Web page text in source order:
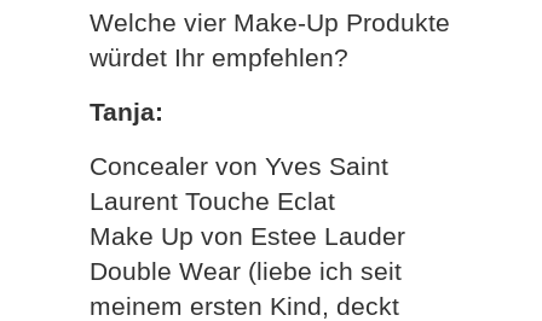
Welche vier Make-Up Produkte
würdet Ihr empfehlen?
Tanja:
Concealer von Yves Saint
Laurent Touche Eclat
Make Up von Estee Lauder
Double Wear (liebe ich seit
meinem ersten Kind, deckt